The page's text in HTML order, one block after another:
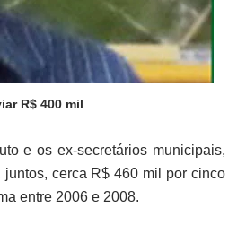
R$ 400 mil
e os ex-secretários municipais,
cerca R$ 460 mil por cinco
entre 2006 e 2008.